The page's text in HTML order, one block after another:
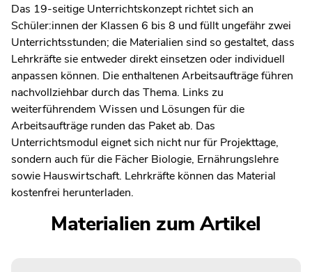
Das 19-seitige Unterrichtskonzept richtet sich an
Schüler:innen der Klassen 6 bis 8 und füllt ungefähr zwei
Unterrichtsstunden; die Materialien sind so gestaltet, dass
Lehrkräfte sie entweder direkt einsetzen oder individuell
anpassen können. Die enthaltenen Arbeitsaufträge führen
nachvollziehbar durch das Thema. Links zu
weiterführendem Wissen und Lösungen für die
Arbeitsaufträge runden das Paket ab. Das
Unterrichtsmodul eignet sich nicht nur für Projekttage,
sondern auch für die Fächer Biologie, Ernährungslehre
sowie Hauswirtschaft. Lehrkräfte können das Material
kostenfrei herunterladen.
Materialien zum Artikel